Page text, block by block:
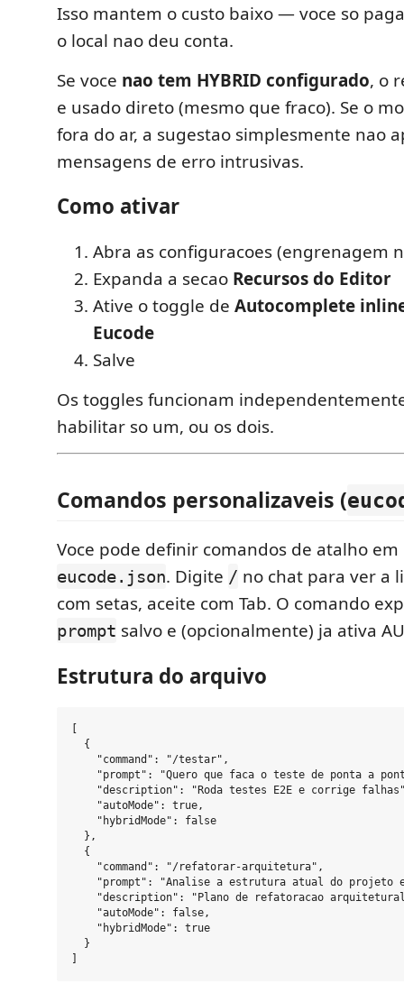
Isso mantem o custo baixo — voce so
o local nao deu conta.
Se voce nao tem HYBRID configurado, o
e usado direto (mesmo que fraco). Se o
fora do ar, a sugestao simplesmente nao
mensagens de erro intrusivas.
Como ativar
Abra as configuracoes (engrenagem
Expanda a secao Recursos do Editor
Ative o toggle de Autocomplete
Eucode
Salve
Os toggles funcionam
habilitar so um, ou os dois.
Comandos personalizaveis (
Voce pode definir comandos de atalho
eucode.json. Digite / no chat para ver a
com setas, aceite com Tab. O comando
prompt salvo e (opcionalmente) ja ativa
Estrutura do arquivo
  {
    "command": "/testar",
"prompt": "Quero que faca o teste de ponta a
"description": "Roda testes E2E e corrige
    "autoMode": true,
    "hybridMode": false
  },
  {
    "command": "/refatorar-arquitetura",
"prompt": "Analise a estrutura atual do projeto
"description": "Plano de refatoracao
    "autoMode": false,
    "hybridMode": true
  }